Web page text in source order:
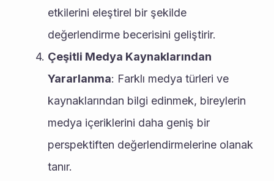
etkilerini eleştirel bir şekilde
değerlendirme becerisini geliştirir.
Çeşitli Medya Kaynaklarından
Yararlanma: Farklı medya türleri ve
kaynaklarından bilgi edinmek, bireylerin
medya içeriklerini daha geniş bir
perspektiften değerlendirmelerine olanak
tanır.